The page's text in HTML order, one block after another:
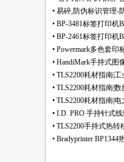
• 易碎,防伪标识管理-
• BP-3481标签打印机
• BP-2461标签打印机
• Powermark多色套印
• HandiMark手持式图
• TLS2200耗材指南|
• TLS2200耗材指南|
• TLS2200耗材指南|
• I.D. PRO 手持针式
• TLS2200手持式热
• Bradyprinter